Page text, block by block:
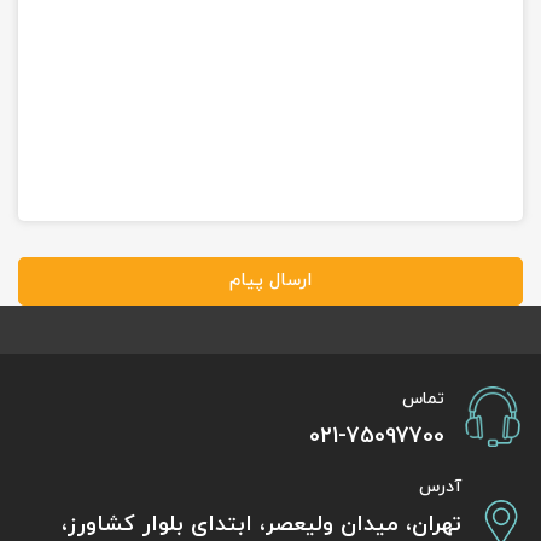
ارسال پیام
تماس
021-75097700
آدرس
تهران، میدان ولیعصر، ابتدای بلوار کشاورز،